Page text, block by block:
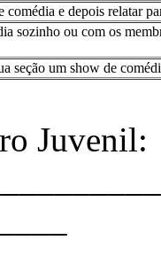
comédia e depois relatar
sozinho ou com os
seção um show de
Juvenil: